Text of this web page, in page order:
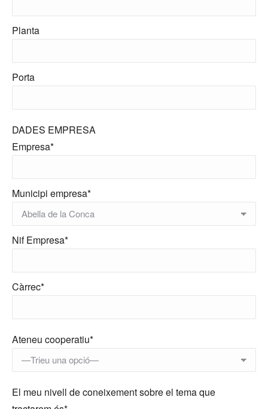
Planta
Porta
DADES EMPRESA
Empresa*
Municipi empresa*
Nif Empresa*
Càrrec*
Ateneu cooperatiu*
El meu nivell de coneixement sobre el tema que